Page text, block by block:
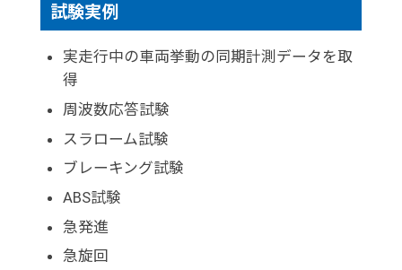
試験実例
実走行中の車両挙動の同期計測データを取
得
周波数応答試験
スラローム試験
ブレーキング試験
ABS試験
急発進
急旋回